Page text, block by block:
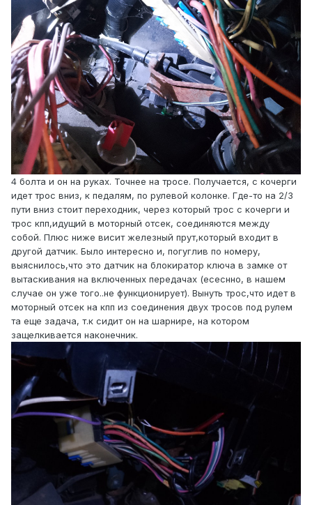
4 болта и он на руках. Точнее на тросе. Получается, с кочерги
идет трос вниз, к педалям, по рулевой колонке. Где-то на 2/3
пути вниз стоит переходник, через который трос с кочерги и
трос кпп,идущий в моторный отсек, соединяются между
собой. Плюс ниже висит железный прут,который входит в
другой датчик. Было интересно и, погуглив по номеру,
выяснилось,что это датчик на блокиратор ключа в замке от
вытаскивания на включенных передачах (есеснно, в нашем
случае он уже того..не функционирует). Вынуть трос,что идет в
моторный отсек на кпп из соединения двух тросов под рулем
та еще задача, т.к сидит он на шарнире, на котором
защелкивается наконечник.